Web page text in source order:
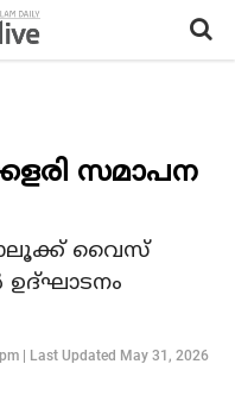
സമാപന
വൈസ്
ഉദ്ഘാടനം
| Last Updated May 31, 2026